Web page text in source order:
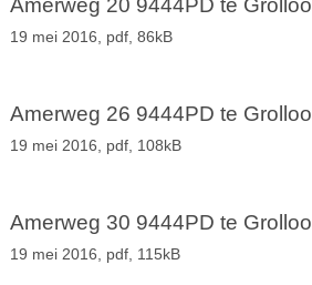
Amerweg 20 9444PD te Grolloo
19 mei 2016, pdf, 86kB
Amerweg 26 9444PD te Grolloo
19 mei 2016, pdf, 108kB
Amerweg 30 9444PD te Grolloo
19 mei 2016, pdf, 115kB